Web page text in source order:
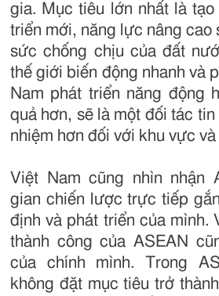
gia. Mục tiêu lớn nhất là
triển mới, năng lực nâng cao
sức chống chịu của đất
thế giới biến động nhanh và
Nam phát triển năng động
quả hơn, sẽ là một đối tác
nhiệm hơn đối với khu vực
Việt Nam cũng nhìn nhận
gian chiến lược trực tiếp
định và phát triển của mình.
thành công của ASEAN
của chính mình. Trong
không đặt mục tiêu trở